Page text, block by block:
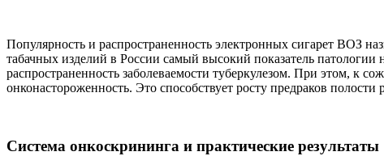
Популярность и распространенность электронных сигарет ВОЗ
табачных изделий в России самый высокий показатель
распространенность заболеваемости туберкулезом. При этом, к
онконастороженность. Это способствует росту предраков
Система онкоскрининга и практические результаты